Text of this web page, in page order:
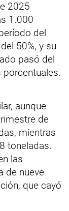
2025
1.000
del
50%, y su
pasó del
porcentuales.
aunque
de
mientras
toneladas.
las
de nueve
que cayó